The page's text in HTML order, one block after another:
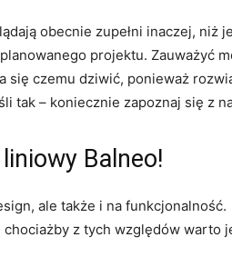
obecnie zupełni inaczej, niż
projektu. Zauważyć
czemu dziwić, ponieważ
– koniecznie zapoznaj się z
Balneo!
ale także i na
z tych względów warto